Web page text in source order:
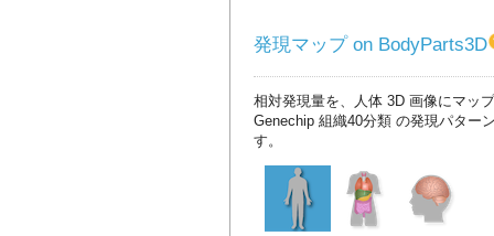
発現マップ on BodyParts3D
相対発現量を、人体 3D 画像にマッ
Genechip 組織40分類 の発現パター
す。